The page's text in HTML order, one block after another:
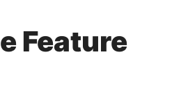
Feature